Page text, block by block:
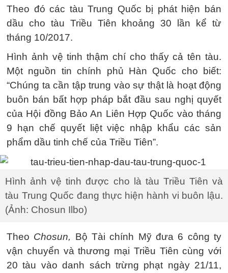
Theo đó các tàu Trung Quốc bị phát hiện bán
dầu cho tàu Triều Tiên khoảng 30 lần kể từ
tháng 10/2017.
Hình ảnh vệ tinh thậm chí cho thấy cả tên tàu.
Một nguồn tin chính phủ Hàn Quốc cho biết:
“Chúng ta cần tập trung vào sự thật là hoạt động
buôn bán bất hợp pháp bắt đầu sau nghị quyết
của Hội đồng Bảo An Liên Hợp Quốc vào tháng
9 hạn chế quyết liệt việc nhập khẩu các sản
phẩm dầu tinh chế của Triều Tiên”.
Hình ảnh vệ tinh được cho là tàu Triều Tiên và
tàu Trung Quốc đang thực hiện hành vi buôn lậu.
(Ảnh: Chosun Ilbo)
Theo Chosun, Bộ Tài chính Mỹ đưa 6 công ty
vận chuyển và thương mại Triều Tiên cùng với
20 tàu vào danh sách trừng phạt ngày 21/11,